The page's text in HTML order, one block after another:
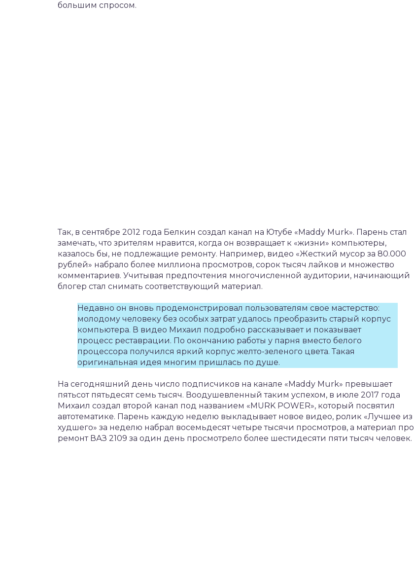
большим спросом.
Так, в сентябре 2012 года Белкин создал канал на Ютубе «Maddy Murk». Парень стал
замечать, что зрителям нравится, когда он возвращает к «жизни» компьютеры,
казалось бы, не подлежащие ремонту. Например, видео «Жесткий мусор за 80.000
рублей» набрало более миллиона просмотров, сорок тысяч лайков и множество
комментариев. Учитывая предпочтения многочисленной аудитории, начинающий
блогер стал снимать соответствующий материал.
Недавно он вновь продемонстрировал пользователям свое мастерство:
молодому человеку без особых затрат удалось преобразить старый корпус
компьютера. В видео Михаил подробно рассказывает и показывает
процесс реставрации. По окончанию работы у парня вместо белого
процессора получился яркий корпус желто-зеленого цвета. Такая
оригинальная идея многим пришлась по душе.
На сегодняшний день число подписчиков на канале «Maddy Murk» превышает
пятьсот пятьдесят семь тысяч. Воодушевленный таким успехом, в июле 2017 года
Михаил создал второй канал под названием «MURK POWER», который посвятил
автотематике. Парень каждую неделю выкладывает новое видео, ролик «Лучшее из
худшего» за неделю набрал восемьдесят четыре тысячи просмотров, а материал про
ремонт ВАЗ 2109 за один день просмотрело более шестидесяти пяти тысяч человек.